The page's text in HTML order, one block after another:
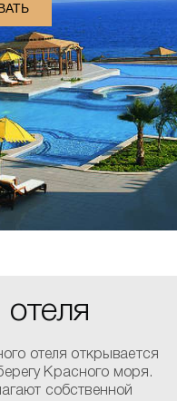
отеля открывается
Красного моря.
собственной